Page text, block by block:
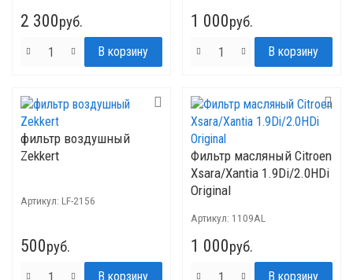
2 300руб. 1 000руб.
фильтр воздушный
Zekkert
Артикул: LF-2156
500руб.
Фильтр масляный Citroen
Xsara/Xantia 1.9Di/2.0HDi
Original
Артикул: 1109AL
1 000руб.